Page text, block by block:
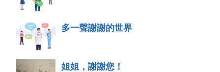
多一聲謝謝的世界
姐姐，謝謝您！